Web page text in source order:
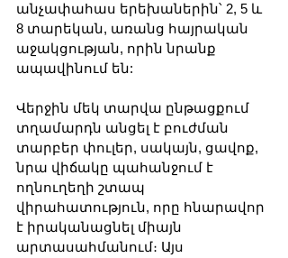
անչափահաս երեխաներին՝ 2, 5 և
8 տարեկան, առանց հայրական
աջակցության, որին նրանք
ապավինում են:
Վերջին մեկ տարվա ընթացքում
տղամարդն անցել է բուժման
տարբեր փուլեր, սակայն, ցավոք,
նրա վիճակը պահանջում է
ողնուղեղի շտապ
վիրահատություն, որը հնարավոր
է իրականացնել միայն
արտասահմանում։ Այս